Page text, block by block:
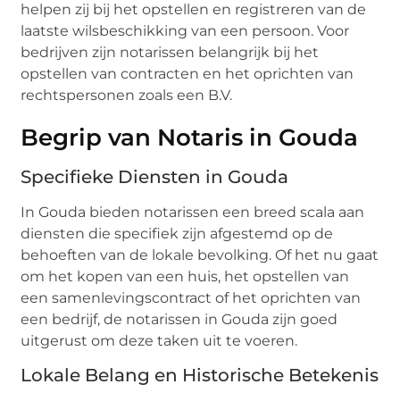
helpen zij bij het opstellen en registreren van de
laatste wilsbeschikking van een persoon. Voor
bedrijven zijn notarissen belangrijk bij het
opstellen van contracten en het oprichten van
rechtspersonen zoals een B.V.
Begrip van Notaris in Gouda
Specifieke Diensten in Gouda
In Gouda bieden notarissen een breed scala aan
diensten die specifiek zijn afgestemd op de
behoeften van de lokale bevolking. Of het nu gaat
om het kopen van een huis, het opstellen van
een samenlevingscontract of het oprichten van
een bedrijf, de notarissen in Gouda zijn goed
uitgerust om deze taken uit te voeren.
Lokale Belang en Historische Betekenis